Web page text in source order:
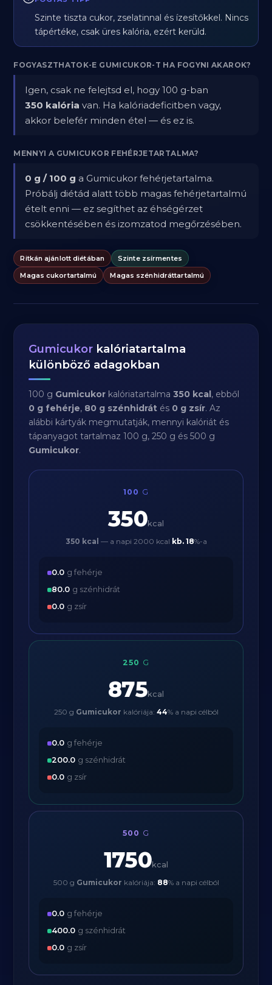
Szinte tiszta cukor, zselatinnal és ízesítőkkel. Nincs
tápértéke, csak üres kalória, ezért kerüld.
FOGYASZTHATOK-E GUMICUKOR-T HA FOGYNI AKAROK?
Igen, csak ne felejtsd el, hogy 100 g-ban
350 kalória van. Ha kalóriadeficitben vagy,
akkor belefér minden étel — és ez is.
MENNYI A GUMICUKOR FEHÉRJETARTALMA?
0 g / 100 g a Gumicukor fehérjetartalma.
Próbálj diétád alatt több magas fehérjetartalmú
ételt enni — ez segíthet az éhségérzet
csökkentésében és izomzatod megőrzésében.
Ritkán ajánlott diétában
Szinte zsírmentes
Magas cukortartalmú
Magas szénhidráttartalmú
Gumicukor kalóriatartalma
különböző adagokban
100 g Gumicukor kalóriatartalma350 kcal, ebből
0 g fehérje, 80 g szénhidrát és 0 g zsír. Az
alábbi kártyák megmutatják, mennyi kalóriát és
tápanyagot tartalmaz 100 g, 250 g és 500 g
Gumicukor.
100 G
350kcal
350 kcal — a napi 2000 kcal kb. 18%-a
0.0 g fehérje
80.0 g szénhidrát
0.0 g zsír
250 G
875kcal
250 g Gumicukor kalóriája: 44% a napi célból
0.0 g fehérje
200.0 g szénhidrát
0.0 g zsír
500 G
1750kcal
500 g Gumicukor kalóriája: 88% a napi célból
0.0 g fehérje
400.0 g szénhidrát
0.0 g zsír